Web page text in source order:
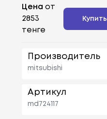
Цена от
2853
тенге
Купить
Производитель
mitsubishi
Артикул
md724117